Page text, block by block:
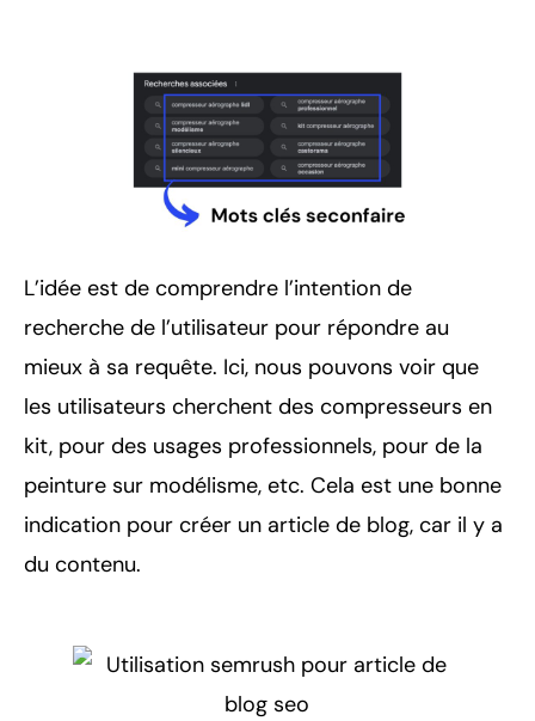
L’idée est de comprendre l’intention de
recherche de l’utilisateur pour répondre au
mieux à sa requête. Ici, nous pouvons voir que
les utilisateurs cherchent des compresseurs en
kit, pour des usages professionnels, pour de la
peinture sur modélisme, etc. Cela est une bonne
indication pour créer un article de blog, car il y a
du contenu.